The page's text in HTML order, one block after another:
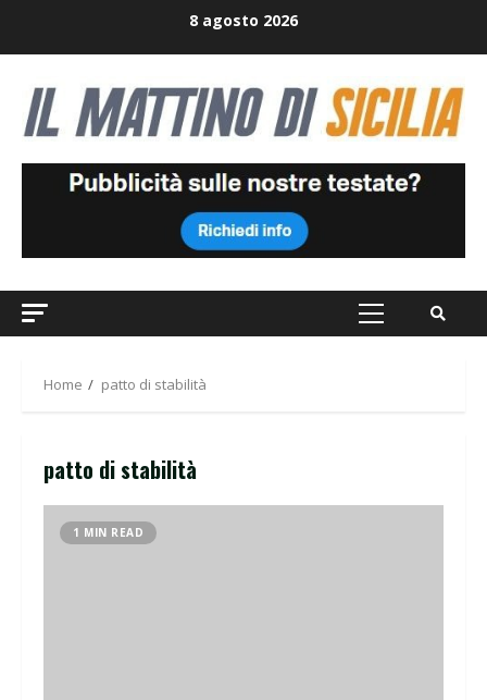
8 agosto 2026
Primary
Home patto di stabilità
patto di stabilità
1 MIN READ